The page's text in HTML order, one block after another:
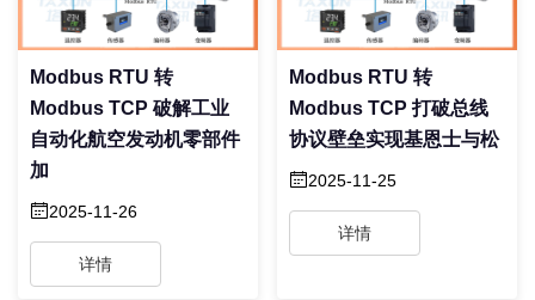
Modbus RTU 转
Modbus TCP 破解工业
自动化航空发动机零部件
加
2025-11-26
详情
Modbus RTU 转
Modbus TCP 打破总线
协议壁垒实现基恩士与松
2025-11-25
详情